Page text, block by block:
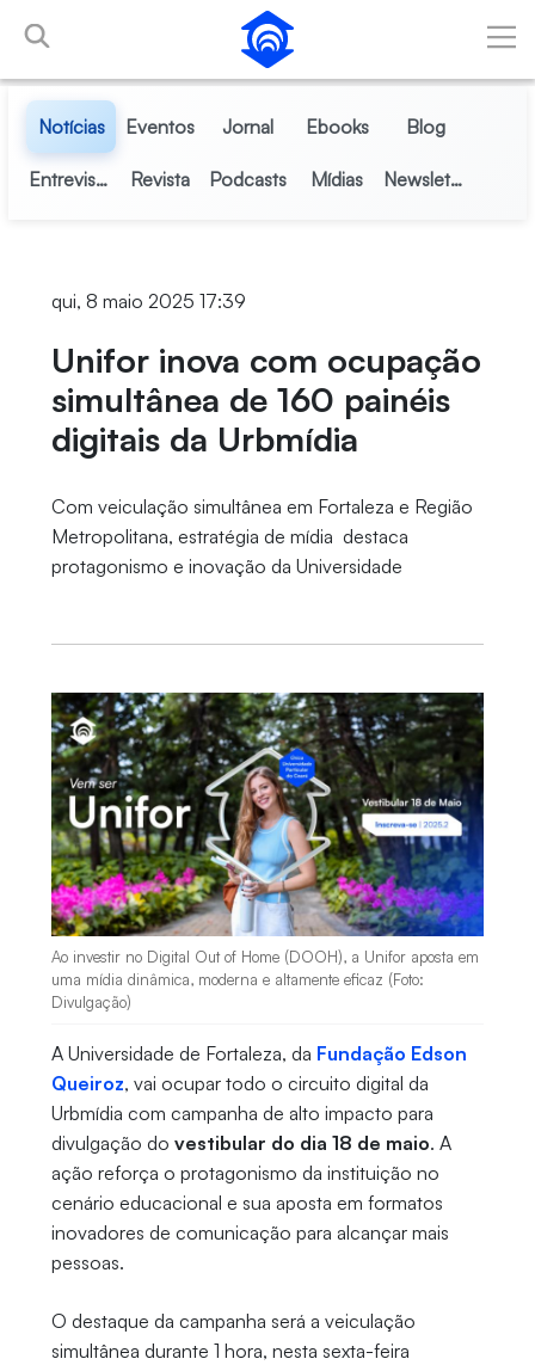
Pular para o Conteúdo principal
Notícias Eventos Jornal Ebooks Blog
Entrevistas Revista Podcasts Mídias Newsletter
qui, 8 maio 2025 17:39
Unifor inova com ocupação
simultânea de 160 painéis
digitais da Urbmídia
Com veiculação simultânea em Fortaleza e Região
Metropolitana, estratégia de mídia destaca
protagonismo e inovação da Universidade
Ao investir no Digital Out of Home (DOOH), a Unifor aposta em
uma mídia dinâmica, moderna e altamente eficaz (Foto:
Divulgação)
A Universidade de Fortaleza, da Fundação Edson
Queiroz, vai ocupar todo o circuito digital da
Urbmídia com campanha de alto impacto para
divulgação do vestibular do dia 18 de maio. A
ação reforça o protagonismo da instituição no
cenário educacional e sua aposta em formatos
inovadores de comunicação para alcançar mais
pessoas.
O destaque da campanha será a veiculação
simultânea durante 1 hora, nesta sexta-feira